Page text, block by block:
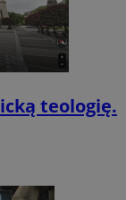
teologię.